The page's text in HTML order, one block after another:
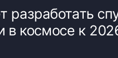
разработать
в космосе к